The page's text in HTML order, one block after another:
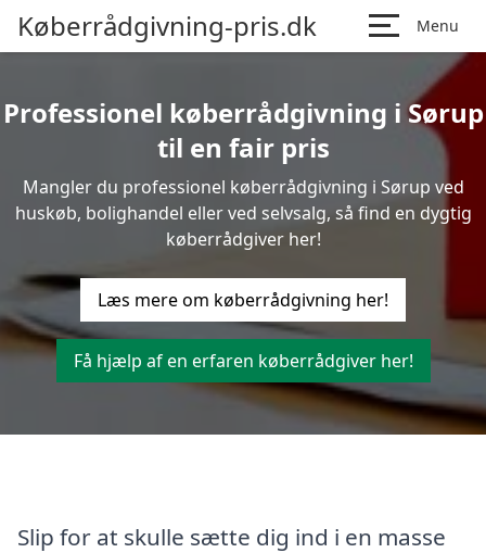
Køberrådgivning-pris.dk Menu
Professionel køberrådgivning i Sørup
til en fair pris
Mangler du professionel køberrådgivning i Sørup ved
huskøb, bolighandel eller ved selvsalg, så find en dygtig
køberrådgiver her!
Læs mere om køberrådgivning her!
Få hjælp af en erfaren køberrådgiver her!
Slip for at skulle sætte dig ind i en masse